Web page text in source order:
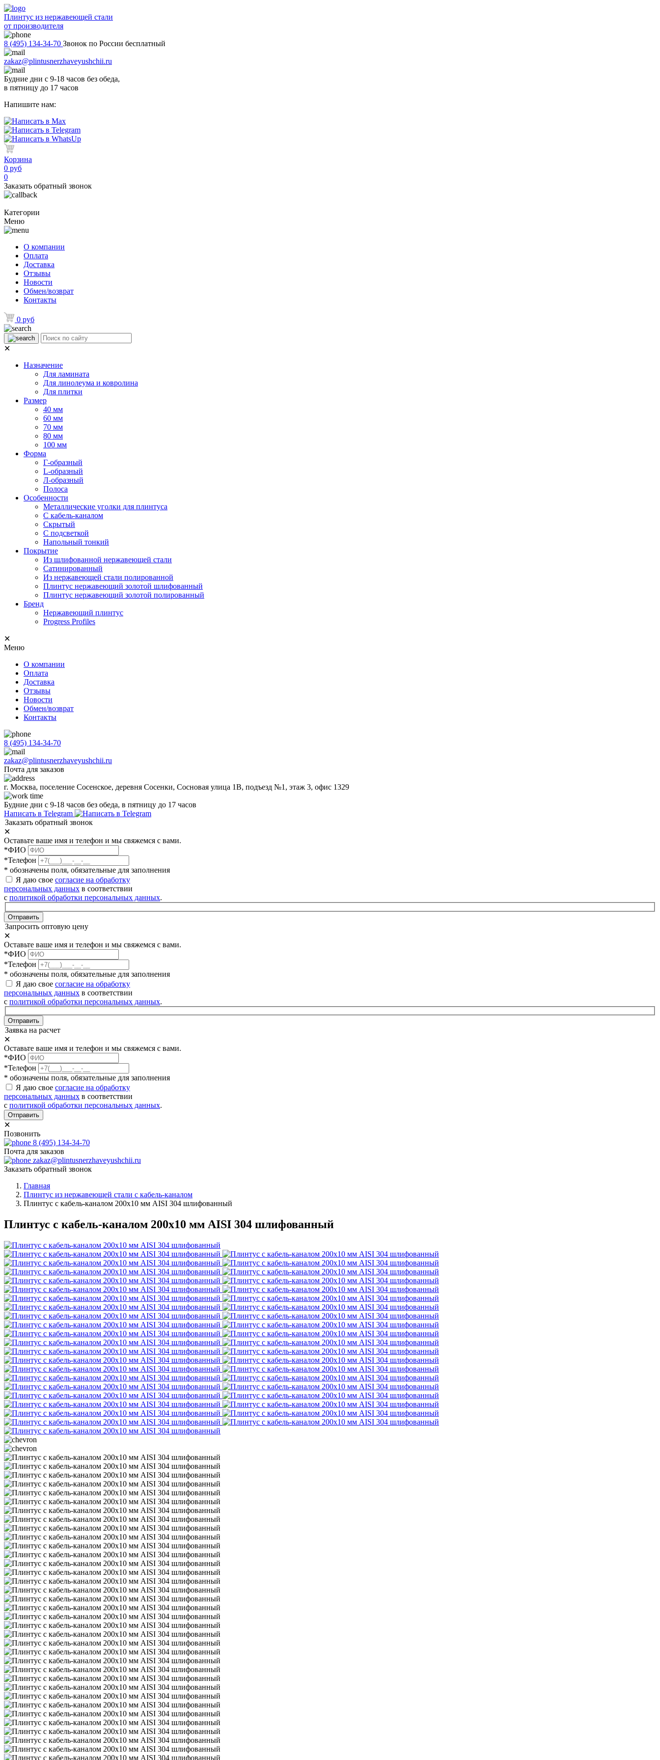
Плинтус из нержавеющей стали
от производителя
8 (495) 134-34-70 Звонок по России бесплатный
zakaz@plintusnerzhaveyushchii.ru
Будние дни с 9-18 часов без обеда,
в пятницу до 17 часов
Напишите нам:
Корзина
0 руб
0
Заказать обратный звонок
Категории
Меню
О компании
Оплата
Доставка
Отзывы
Новости
Обмен/возврат
Контакты
0 руб
✕
Назначение
Для ламината
Для линолеума и ковролина
Для плитки
Размер
40 мм
60 мм
70 мм
80 мм
100 мм
Форма
Г-образный
L-образный
Л-образный
Полоса
Особенности
Металлические уголки для плинтуса
С кабель-каналом
Скрытый
С подсветкой
Напольный тонкий
Покрытие
Из шлифованной нержавеющей стали
Сатинированный
Из нержавеющей стали полированной
Плинтус нержавеющий золотой шлифованный
Плинтус нержавеющий золотой полированный
Бренд
Нержавеющий плинтус
Progress Profiles
✕
Меню
О компании
Оплата
Доставка
Отзывы
Новости
Обмен/возврат
Контакты
8 (495) 134-34-70
zakaz@plintusnerzhaveyushchii.ru
Почта для заказов
г. Москва, поселение Сосенское, деревня Сосенки, Сосновая улица 1В, подъезд №1, этаж 3, офис 1329
Будние дни с 9-18 часов без обеда, в пятницу до 17 часов
Написать в Telegram
Заказать обратный звонок
✕
Оставьте ваше имя и телефон и мы свяжемся с вами.
*ФИО
*Телефон
* обозначены поля, обязательные для заполнения
Я даю свое согласие на обработку
персональных данных в соответствии
с политикой обработки персональных данных.
Отправить
Запросить оптовую цену
✕
Оставьте ваше имя и телефон и мы свяжемся с вами.
*ФИО
*Телефон
* обозначены поля, обязательные для заполнения
Я даю свое согласие на обработку
персональных данных в соответствии
с политикой обработки персональных данных.
Отправить
Заявка на расчет
✕
Оставьте ваше имя и телефон и мы свяжемся с вами.
*ФИО
*Телефон
* обозначены поля, обязательные для заполнения
Я даю свое согласие на обработку
персональных данных в соответствии
с политикой обработки персональных данных.
Отправить
✕
Позвонить
8 (495) 134-34-70
Почта для заказов
zakaz@plintusnerzhaveyushchii.ru
Заказать обратный звонок
Главная
Плинтус из нержавеющей стали с кабель-каналом
Плинтус с кабель-каналом 200х10 мм AISI 304 шлифованный
Плинтус с кабель-каналом 200х10 мм AISI 304 шлифованный